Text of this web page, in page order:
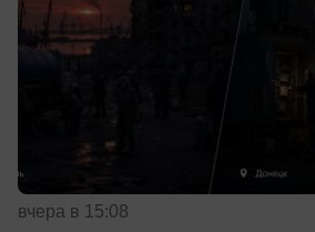
вчера в 15:08